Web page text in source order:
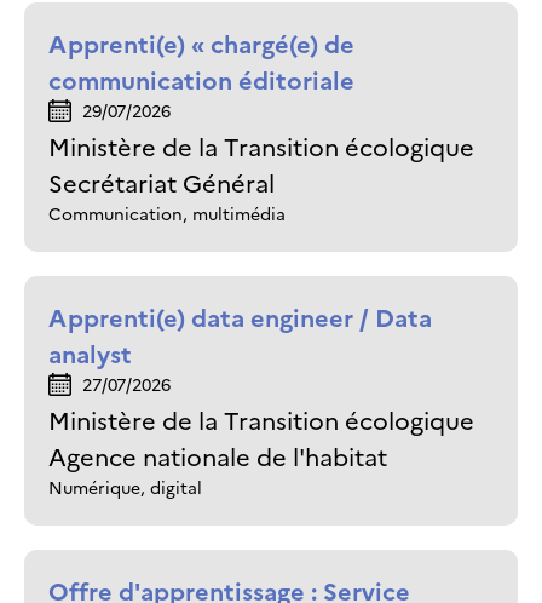
Apprenti(e) « chargé(e) de
communication éditoriale
29/07/2026
Ministère de la Transition écologique
Secrétariat Général
Communication, multimédia
Apprenti(e) data engineer / Data
analyst
27/07/2026
Ministère de la Transition écologique
Agence nationale de l'habitat
Numérique, digital
Offre d'apprentissage : Service